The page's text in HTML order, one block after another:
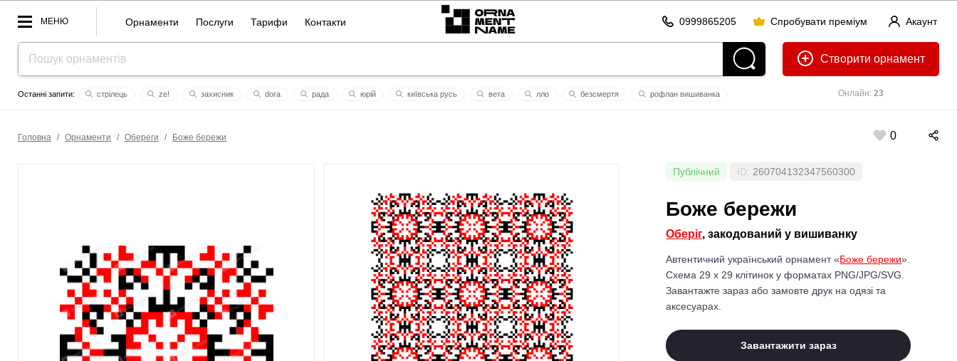
МЕНЮ Орнаменти Послуги Тарифи Контакти Акаунт
0999865205 Спробувати преміум
Створити
Онлайн: 23
стрiлець ze! захисник dora рада юрій київська русь вета лло безсмертя
рофлан вишиванка
Головна / Орнаменти / Обереги / Боже бережи 0
Публічний ID: 260704132347560300
Боже бережи
Оберіг, закодований у вишиванку
Автентичний український орнамент «Боже бережи».
Схема 29 x 29 клітинок у форматах PNG/JPG/SVG.
Завантажте зараз або замовте друк на одязі та
аксесуарах.
Завантажити зараз